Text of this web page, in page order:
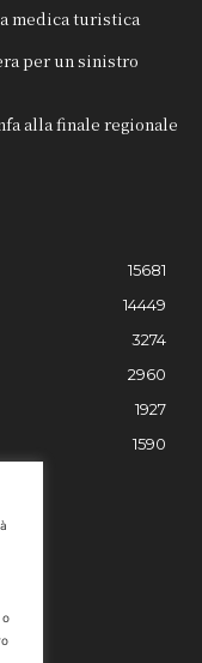
medica turistica
per un sinistro
alla finale regionale
15681
14449
3274
2960
1927
1590
o